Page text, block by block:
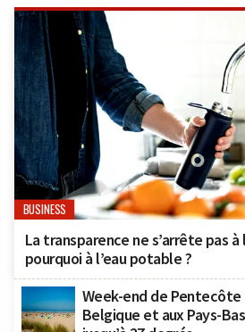
BUSINESS
La transparence ne s’arrête pas
pourquoi à l’eau potable ?
Week-end de
Belgique et aux Pays-